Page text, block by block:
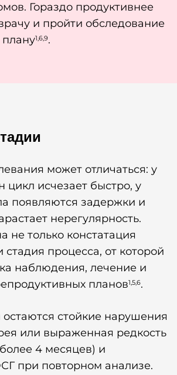
Гораздо продуктивнее
и пройти обследование
1,6,9.
может отличаться: у
исчезает быстро, у
появляются задержки и
нерегулярность.
не только констатация
стадия процесса, от которой
наблюдения, лечение и
планов1,5,6.
стойкие нарушения
или выраженная редкость
4 месяцев) и
при повторном анализе.